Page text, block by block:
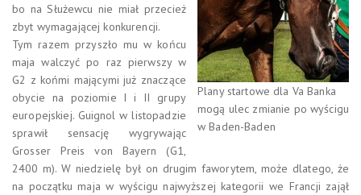
Plany startowe dla Va Banka
mogą ulec zmianie po wyścigu
w Baden-Baden
bo na Służewcu nie miał przecież
zbyt wymagającej konkurencji.
Tym razem przyszło mu w końcu
maja walczyć po raz pierwszy w
G2 z końmi mającymi już znaczące
obycie na poziomie I i II grupy
europejskiej. Guignol w listopadzie
sprawił sensację wygrywając
Grosser Preis von Bayern (G1,
2400 m). W niedzielę był on drugim faworytem, może dlatego, że
na początku maja w wyścigu najwyższej kategorii we Francji zajął